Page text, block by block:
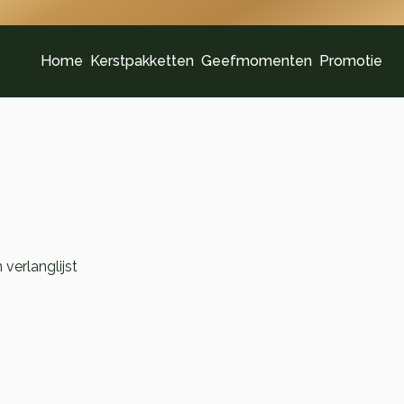
Home Kerstpakketten Geefmomenten Promotie
verlanglijst